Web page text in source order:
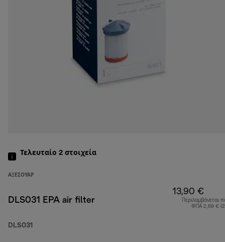
Τελευταίο 2 στοιχεία
ΑΞΕΣΟΥΆΡ
DLS031 EPA air filter
DLS031
13,90 €
Περιλαμβάνεται
ΦΠΑ 2,69 €